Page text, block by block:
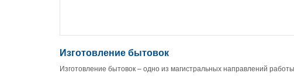
Изготовление бытовок
Изготовление бытовок – одно из магистральных направлений